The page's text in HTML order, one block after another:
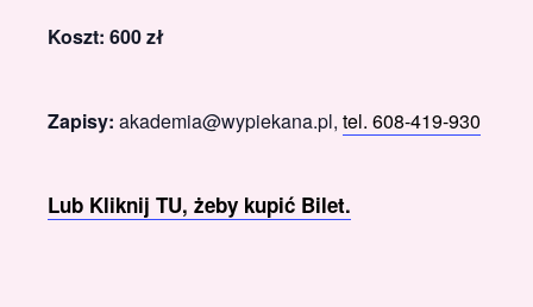
Koszt: 600 zł
Zapisy: akademia@wypiekana.pl, tel. 608-419-930
Lub Kliknij TU, żeby kupić Bilet.